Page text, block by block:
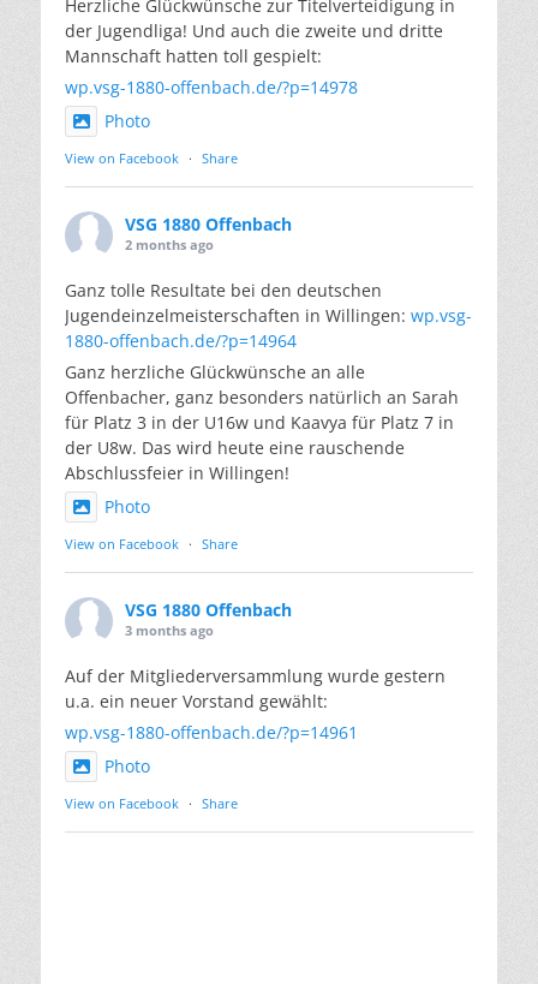
Herzliche Glückwünsche zur Titelverteidigung in
der Jugendliga! Und auch die zweite und dritte
Mannschaft hatten toll gespielt:
wp.vsg-1880-offenbach.de/?p=14978
Photo
View on Facebook · Share
VSG 1880 Offenbach
2 months ago
Ganz tolle Resultate bei den deutschen
Jugendeinzelmeisterschaften in Willingen: wp.vsg-
1880-offenbach.de/?p=14964
Ganz herzliche Glückwünsche an alle
Offenbacher, ganz besonders natürlich an Sarah
für Platz 3 in der U16w und Kaavya für Platz 7 in
der U8w. Das wird heute eine rauschende
Abschlussfeier in Willingen!
Photo
View on Facebook · Share
VSG 1880 Offenbach
3 months ago
Auf der Mitgliederversammlung wurde gestern
u.a. ein neuer Vorstand gewählt:
wp.vsg-1880-offenbach.de/?p=14961
Photo
View on Facebook · Share